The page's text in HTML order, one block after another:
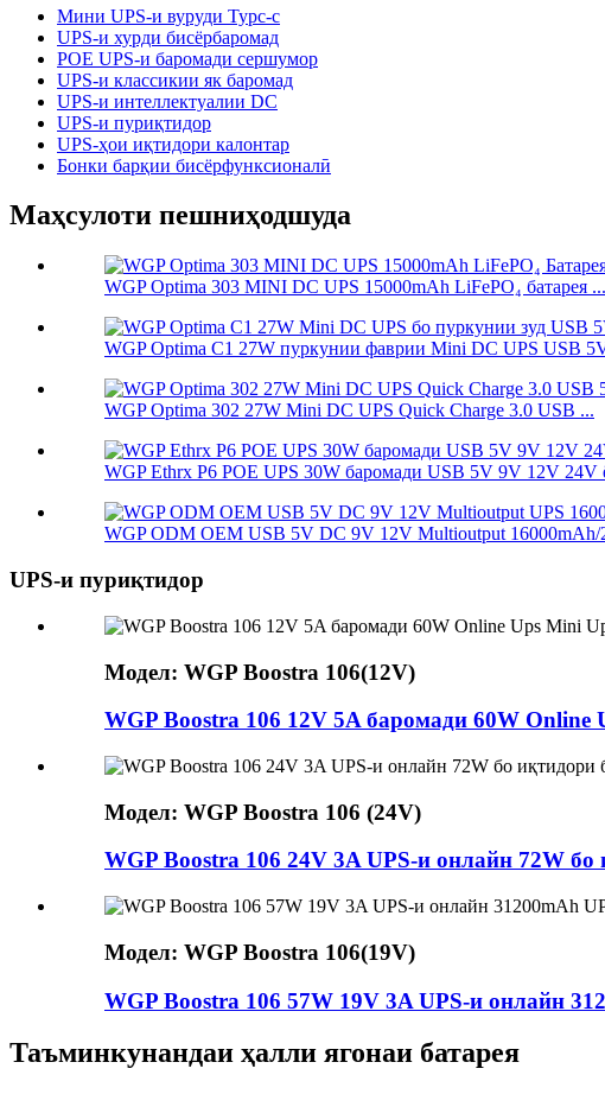
Мини UPS-и вуруди Typc-c
UPS-и хурди бисёрбаромад
POE UPS-и баромади сершумор
UPS-и классикии як баромад
UPS-и интеллектуалии DC
UPS-и пуриқтидор
UPS-ҳои иқтидори калонтар
Бонки барқии бисёрфунксионалӣ
Маҳсулоти пешниҳодшуда
WGP Optima 303 MINI DC UPS 15000mAh LiFePO₄ батарея ...
WGP Optima C1 27W пуркунии фаврии Mini DC UPS USB
WGP Optima 302 27W Mini DC UPS Quick Charge 3.0 USB ...
WGP Ethrx P6 POE UPS 30W баромади USB 5V 9V 12V 24V
WGP ODM OEM USB 5V DC 9V 12V Multioutput 16000mAh/
UPS-и пуриқтидор
Модел: WGP Boostra 106(12V)
WGP Boostra 106 12V 5A баромади 60W Online
Модел: WGP Boostra 106 (24V)
WGP Boostra 106 24V 3A UPS-и онлайн 72W
Модел: WGP Boostra 106(19V)
WGP Boostra 106 57W 19V 3A UPS-и онлайн
Таъминкунандаи ҳалли ягонаи батарея